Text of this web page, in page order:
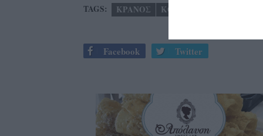
TAGS: ΚΡΑΝΟΣ ΚΟΚ
Facebook Twitter